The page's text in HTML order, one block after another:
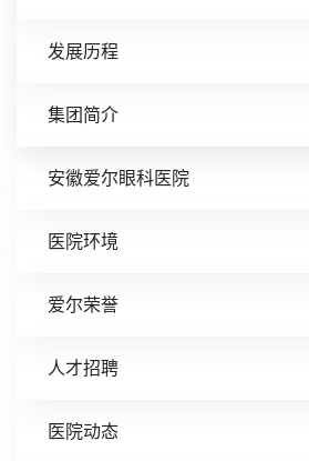
发展历程
集团简介
安徽爱尔眼科医院
医院环境
爱尔荣誉
人才招聘
医院动态